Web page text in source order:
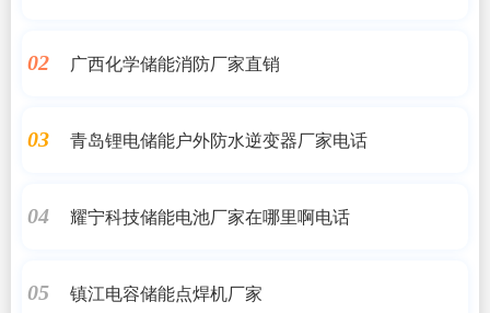
02 广西化学储能消防厂家直销
03 青岛锂电储能户外防水逆变器厂家电话
04 耀宁科技储能电池厂家在哪里啊电话
05 镇江电容储能点焊机厂家